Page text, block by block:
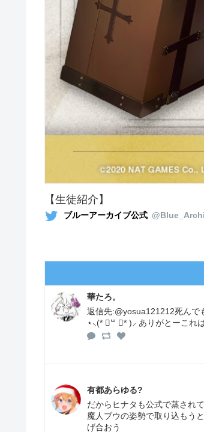
【生徒紹介】
ブルーアーカイブ公式
華たろ。
返信先:@yosua121212死ん
⋆⸜(* ॑꒳ ॑* )⸝ ありがとーこれ
有都あらゆる?
だからヒナタも公式で蒸され
魔人ブウの姿勢で取り込もう
げ合おう